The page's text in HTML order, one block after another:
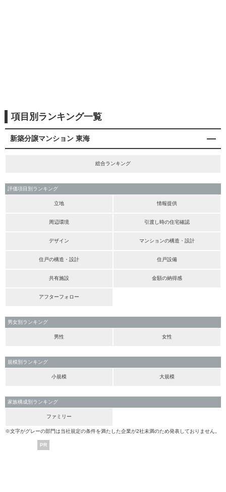
項目別ランキング一覧
新築分譲マンション 東海
総合ランキング
評価項目別ランキング
立地 情報提供
周辺環境 引渡し時の住宅確認
デザイン マンションの構造・設計
住戸の構造・設計 住戸設備
共有施設 金額の納得感
アフターフォロー
男女別ランキング
男性 女性
規模別ランキング
小規模 大規模
家族構成別ランキング
ファミリー
※文字がグレーの部門は当社規定の条件を満たした企業が2社未満のため発表しておりません。
PR